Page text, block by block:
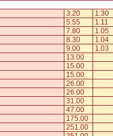
3.20
1.30
5.55
1.11
7.80
1.05
8.30
1.04
9.00
1.03
13.00
15.00
15.00
26.00
26.00
31.00
47.00
175.00
251.00